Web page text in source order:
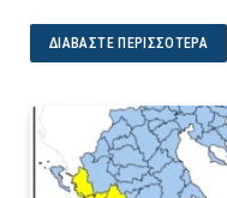
ΔΙΑΒΆΣΤΕ ΠΕΡΙΣΣΌΤΕΡΑ